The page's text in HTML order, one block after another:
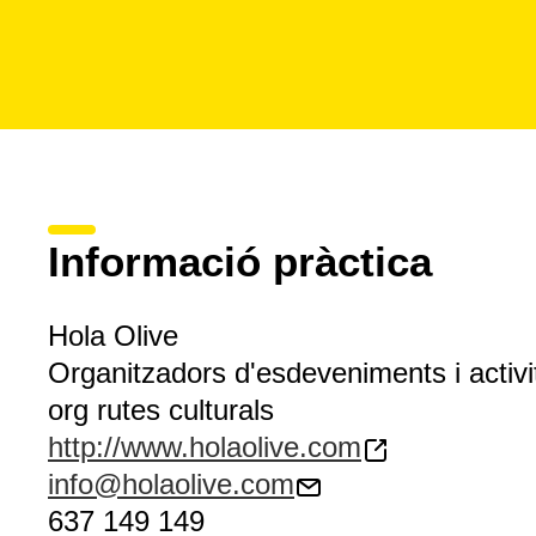
Informació pràctica
Hola Olive
Organitzadors d'esdeveniments i
org rutes culturals
http://www.holaolive.com
info@holaolive.com
637 149 149